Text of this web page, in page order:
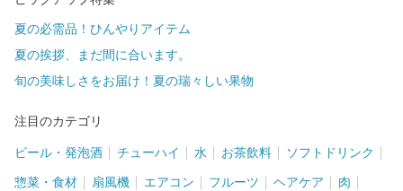
夏の必需品！ひんやりアイテム
夏の挨拶、まだ間に合います。
旬の美味しさをお届け！夏の瑞々しい果物
注目のカテゴリ
ビール・発泡酒 チューハイ 水 お茶飲料 ソフトドリンク
惣菜・食材 扇風機 エアコン フルーツ ヘアケア 肉